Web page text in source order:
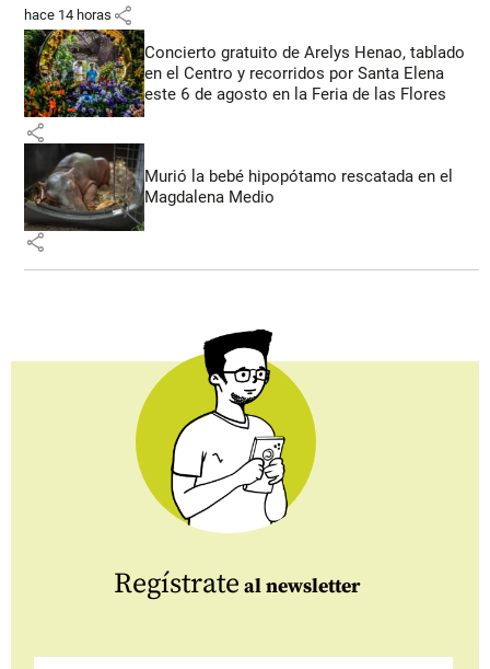
hace 14 horas share
Concierto gratuito de Arelys Henao, tablado
en el Centro y recorridos por Santa Elena
este 6 de agosto en la Feria de las Flores
share
Murió la bebé hipopótamo rescatada en el
Magdalena Medio
share
Regístrate al newsletter